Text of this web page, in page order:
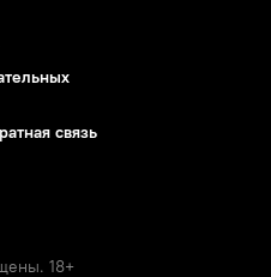
связь
18+